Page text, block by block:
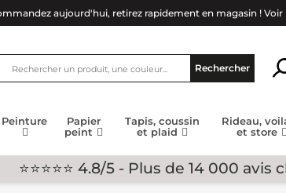
aujourd'hui, retirez rapidement en magasin ! Voir
Rechercher
Peinture
Papier
peint
Tapis, coussin
et plaid
Rideau,
et store
⭐⭐⭐⭐⭐ 4.8/5 - Plus de 14 000 avis